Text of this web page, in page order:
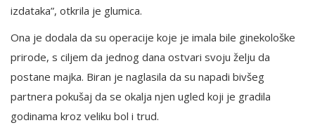
izdataka”, otkrila je glumica.
Ona je dodala da su operacije koje je imala bile ginekološke
prirode, s ciljem da jednog dana ostvari svoju želju da
postane majka. Biran je naglasila da su napadi bivšeg
partnera pokušaj da se okalja njen ugled koji je gradila
godinama kroz veliku bol i trud.